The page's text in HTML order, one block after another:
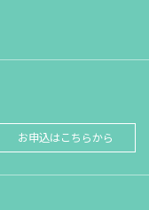
お申込はこちらから